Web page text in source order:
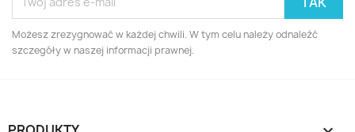
Możesz zrezygnować w każdej chwili. W tym celu należy odnaleźć
szczegóły w naszej informacji prawnej.